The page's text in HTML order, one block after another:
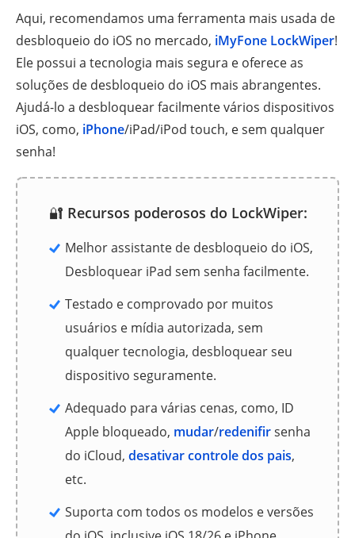
Aqui, recomendamos uma ferramenta mais usada de
desbloqueio do iOS no mercado, iMyFone LockWiper!
Ele possui a tecnologia mais segura e oferece as
soluções de desbloqueio do iOS mais abrangentes.
Ajudá-lo a desbloquear facilmente vários dispositivos
iOS, como, iPhone/iPad/iPod touch, e sem qualquer
senha!
🔐 Recursos poderosos do LockWiper:
Melhor assistante de desbloqueio do iOS,
Desbloquear iPad sem senha facilmente.
Testado e comprovado por muitos
usuários e mídia autorizada, sem
qualquer tecnologia, desbloquear seu
dispositivo seguramente.
Adequado para várias cenas, como, ID
Apple bloqueado, mudar/redenifirsenha
do iCloud, desativar controle dos pais,
etc.
Suporta com todos os modelos e versões